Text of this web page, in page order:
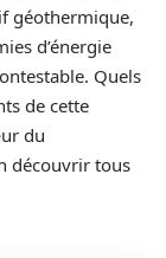
géothermique,
d’énergie
Quels
de cette
du
découvrir tous